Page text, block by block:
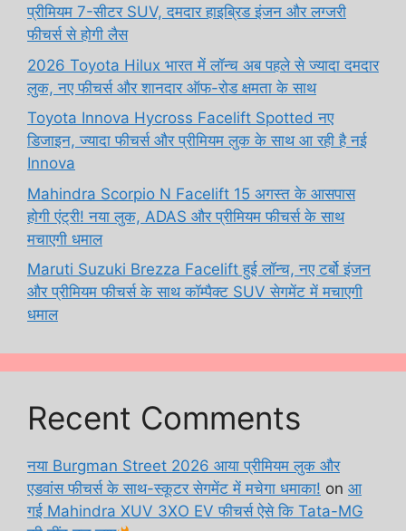
प्रीमियम 7-सीटर SUV, दमदार हाइब्रिड इंजन और लग्जरी
फीचर्स से होगी लैस
2026 Toyota Hilux भारत में लॉन्च अब पहले से ज्यादा दमदार
लुक, नए फीचर्स और शानदार ऑफ-रोड क्षमता के साथ
Toyota Innova Hycross Facelift Spotted नए
डिजाइन, ज्यादा फीचर्स और प्रीमियम लुक के साथ आ रही है नई
Innova
Mahindra Scorpio N Facelift 15 अगस्त के आसपास
होगी एंट्री! नया लुक, ADAS और प्रीमियम फीचर्स के साथ
मचाएगी धमाल
Maruti Suzuki Brezza Facelift हुई लॉन्च, नए टर्बो इंजन
और प्रीमियम फीचर्स के साथ कॉम्पैक्ट SUV सेगमेंट में मचाएगी
धमाल
Recent Comments
नया Burgman Street 2026 आया प्रीमियम लुक और
एडवांस फीचर्स के साथ-स्कूटर सेगमेंट में मचेगा धमाका! on आ
गई Mahindra XUV 3XO EV फीचर्स ऐसे कि Tata-MG